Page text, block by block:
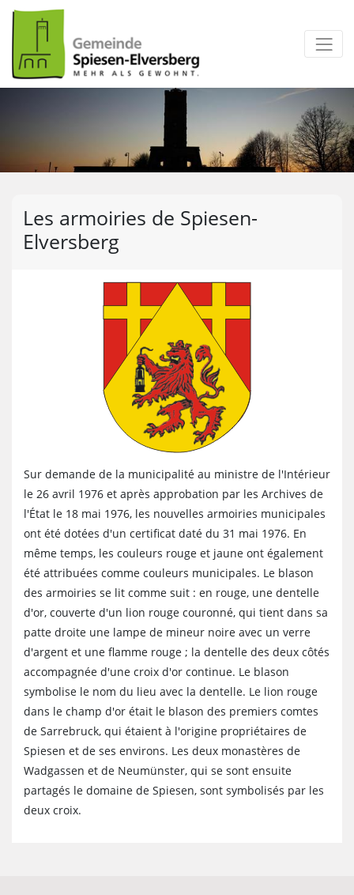
Les armoiries de Spiesen-
Elversberg
Sur demande de la municipalité au ministre de l'Intérieur
le 26 avril 1976 et après approbation par les Archives de
l'État le 18 mai 1976, les nouvelles armoiries municipales
ont été dotées d'un certificat daté du 31 mai 1976. En
même temps, les couleurs rouge et jaune ont également
été attribuées comme couleurs municipales. Le blason
des armoiries se lit comme suit : en rouge, une dentelle
d'or, couverte d'un lion rouge couronné, qui tient dans sa
patte droite une lampe de mineur noire avec un verre
d'argent et une flamme rouge ; la dentelle des deux côtés
accompagnée d'une croix d'or continue. Le blason
symbolise le nom du lieu avec la dentelle. Le lion rouge
dans le champ d'or était le blason des premiers comtes
de Sarrebruck, qui étaient à l'origine propriétaires de
Spiesen et de ses environs. Les deux monastères de
Wadgassen et de Neumünster, qui se sont ensuite
partagés le domaine de Spiesen, sont symbolisés par les
deux croix.